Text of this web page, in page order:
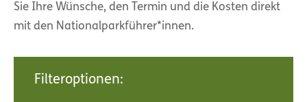
Sie Ihre Wünsche, den Termin und die Kosten direkt
mit den Nationalparkführer*innen.
Filteroptionen: